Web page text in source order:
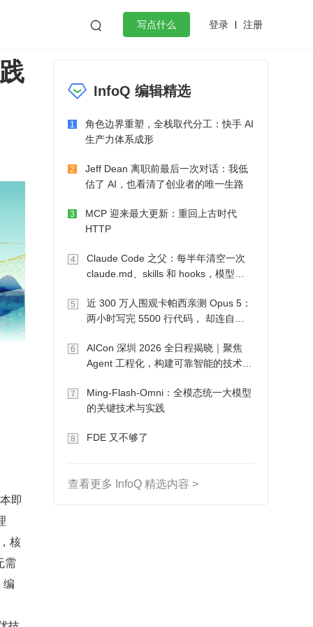
 写点什么 登录 注册
工作
微服务架构 flutter
即
核
需
编
InfoQ 编辑精选
1
角色边界重塑，全栈取代分工：快手 AI
生产力体系成形
2
Jeff Dean 离职前最后一次对话：我低
估了 AI，也看清了创业者的唯一生路
3
MCP 迎来最大更新：重回上古时代
HTTP
4
Claude Code 之父：每半年清空一次
claude.md、skills 和 hooks，模型自
5
近 300 万人围观卡帕西亲测 Opus 5：
两小时写完 5500 行代码， 却连自己
6
AICon 深圳 2026 全日程揭晓｜聚焦
Agent 工程化，构建可靠智能的技术路
7
Ming-Flash-Omni：全模态统一大模型
的关键技术与实践
8 FDE 又不够了
查看更多 InfoQ 精选内容 >